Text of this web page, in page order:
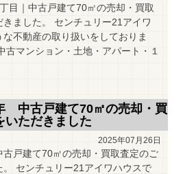
目｜中古戸建て70㎡の売却・買取
ました。 センチュリー21アイワ
不動産の取り扱いをしておりま
古マンション・土地・アパート・１
中古戸建て70㎡の売却・買
いただきました
2025年07月26日
古戸建て70㎡の売却・買取査定のご
センチュリー21アイワハウスで